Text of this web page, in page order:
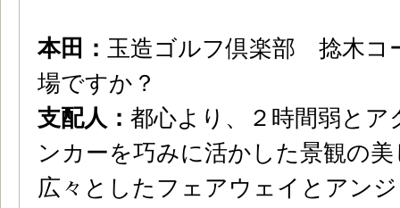
本田： 玉造ゴルフ倶楽部 捻木コ
場ですか？
支配人： 都心より、２時間弱と
ンカーを巧みに活かした景観の
広々としたフェアウェイとアン